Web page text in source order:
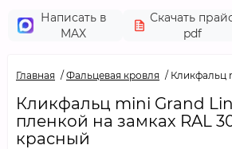
Написать в
MAX
Скачать
pdf
Главная Фальцевая кровля Кликфальц
Кликфальц mini Grand
пленкой на замках RAL
красный